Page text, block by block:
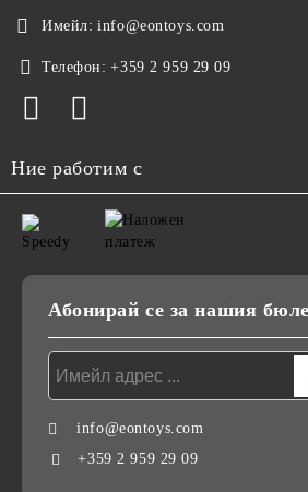
Имейл: info@eontoys.com
Телефон: +359 2 959 29 09
Ние работим с
Абонирай се за нашия
info@eontoys.com
+359 2 959 29 09